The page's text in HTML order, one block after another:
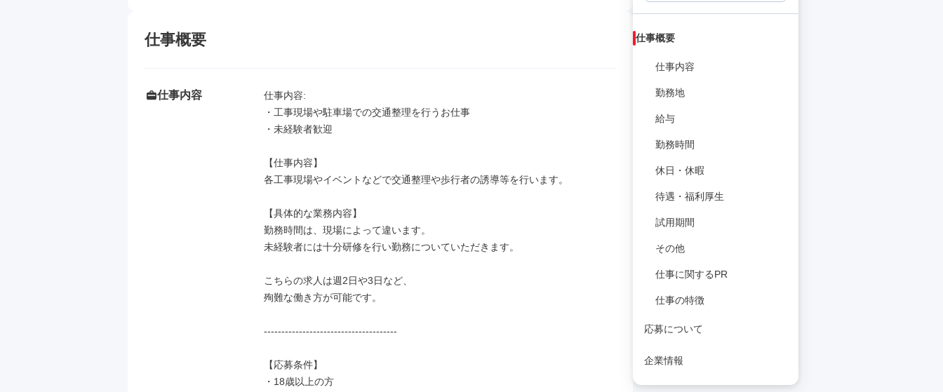
仕事概要
仕事内容
仕事内容:
・工事現場や駐車場での交通整理を行うお仕事
・未経験者歓迎
【仕事内容】
各工事現場やイベントなどで交通整理や歩行者の誘導等を行います。
【具体的な業務内容】
勤務時間は、現場によって違います。
未経験者には十分研修を行い勤務についていただきます。
こちらの求人は週2日や3日など、
殉難な働き方が可能です。
--------------------------------------
【応募条件】
・18歳以上の方
仕事概要
仕事内容
勤務地
給与
勤務時間
休日・休暇
待遇・福利厚生
試用期間
その他
仕事に関するPR
仕事の特徴
応募について
企業情報